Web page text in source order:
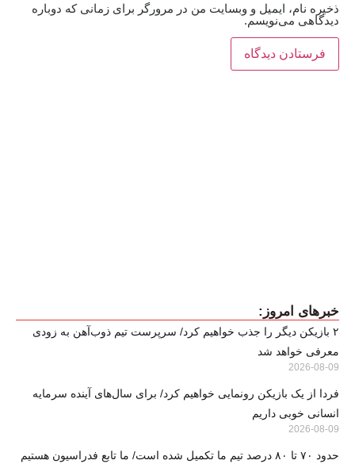
ذخیره نام، ایمیل و وبسایت من در مرورگر برای زمانی که دوباره
دیدگاهی می‌نویسم.
خبرهای امروز:
۲ بازیکن دیگر را جذب خواهیم کرد/ سرپرست تیم ذوب‌آهن به زودی
معرفی خواهد شد
2026-08-09
فردا از یک بازیکن رونمایی خواهیم کرد/ برای سال‌های آینده سرمایه
انسانی خوبی داریم
2026-08-09
حدود ۷۰ تا ۸۰ درصد تیم ما تکمیل شده است/ ما تابع فدراسیون هستیم